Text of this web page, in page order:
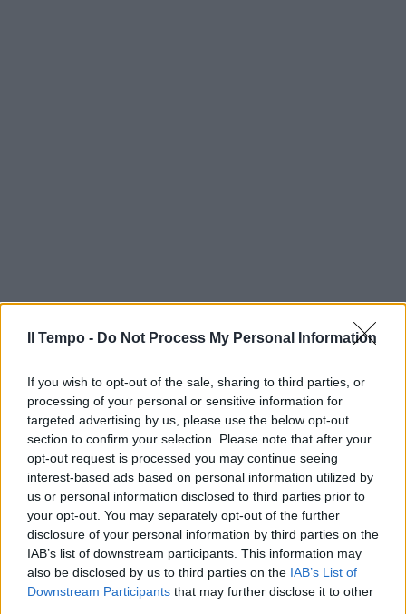
Il Tempo - Do Not Process My Personal Information
If you wish to opt-out of the sale, sharing to third parties, or
processing of your personal or sensitive information for
targeted advertising by us, please use the below opt-out
section to confirm your selection. Please note that after your
opt-out request is processed you may continue seeing
interest-based ads based on personal information utilized by
us or personal information disclosed to third parties prior to
your opt-out. You may separately opt-out of the further
disclosure of your personal information by third parties on the
IAB’s list of downstream participants. This information may
also be disclosed by us to third parties on the IAB’s List of
Downstream Participants that may further disclose it to other
In evidenza